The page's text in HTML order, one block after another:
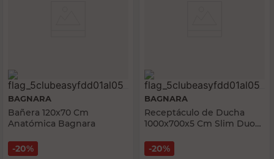
BAGNARA
Bañera 120x70 Cm
Anatómica Bagnara
20%
BAGNARA
Receptáculo de Ducha
1000x700x5 Cm Slim Duo
20%